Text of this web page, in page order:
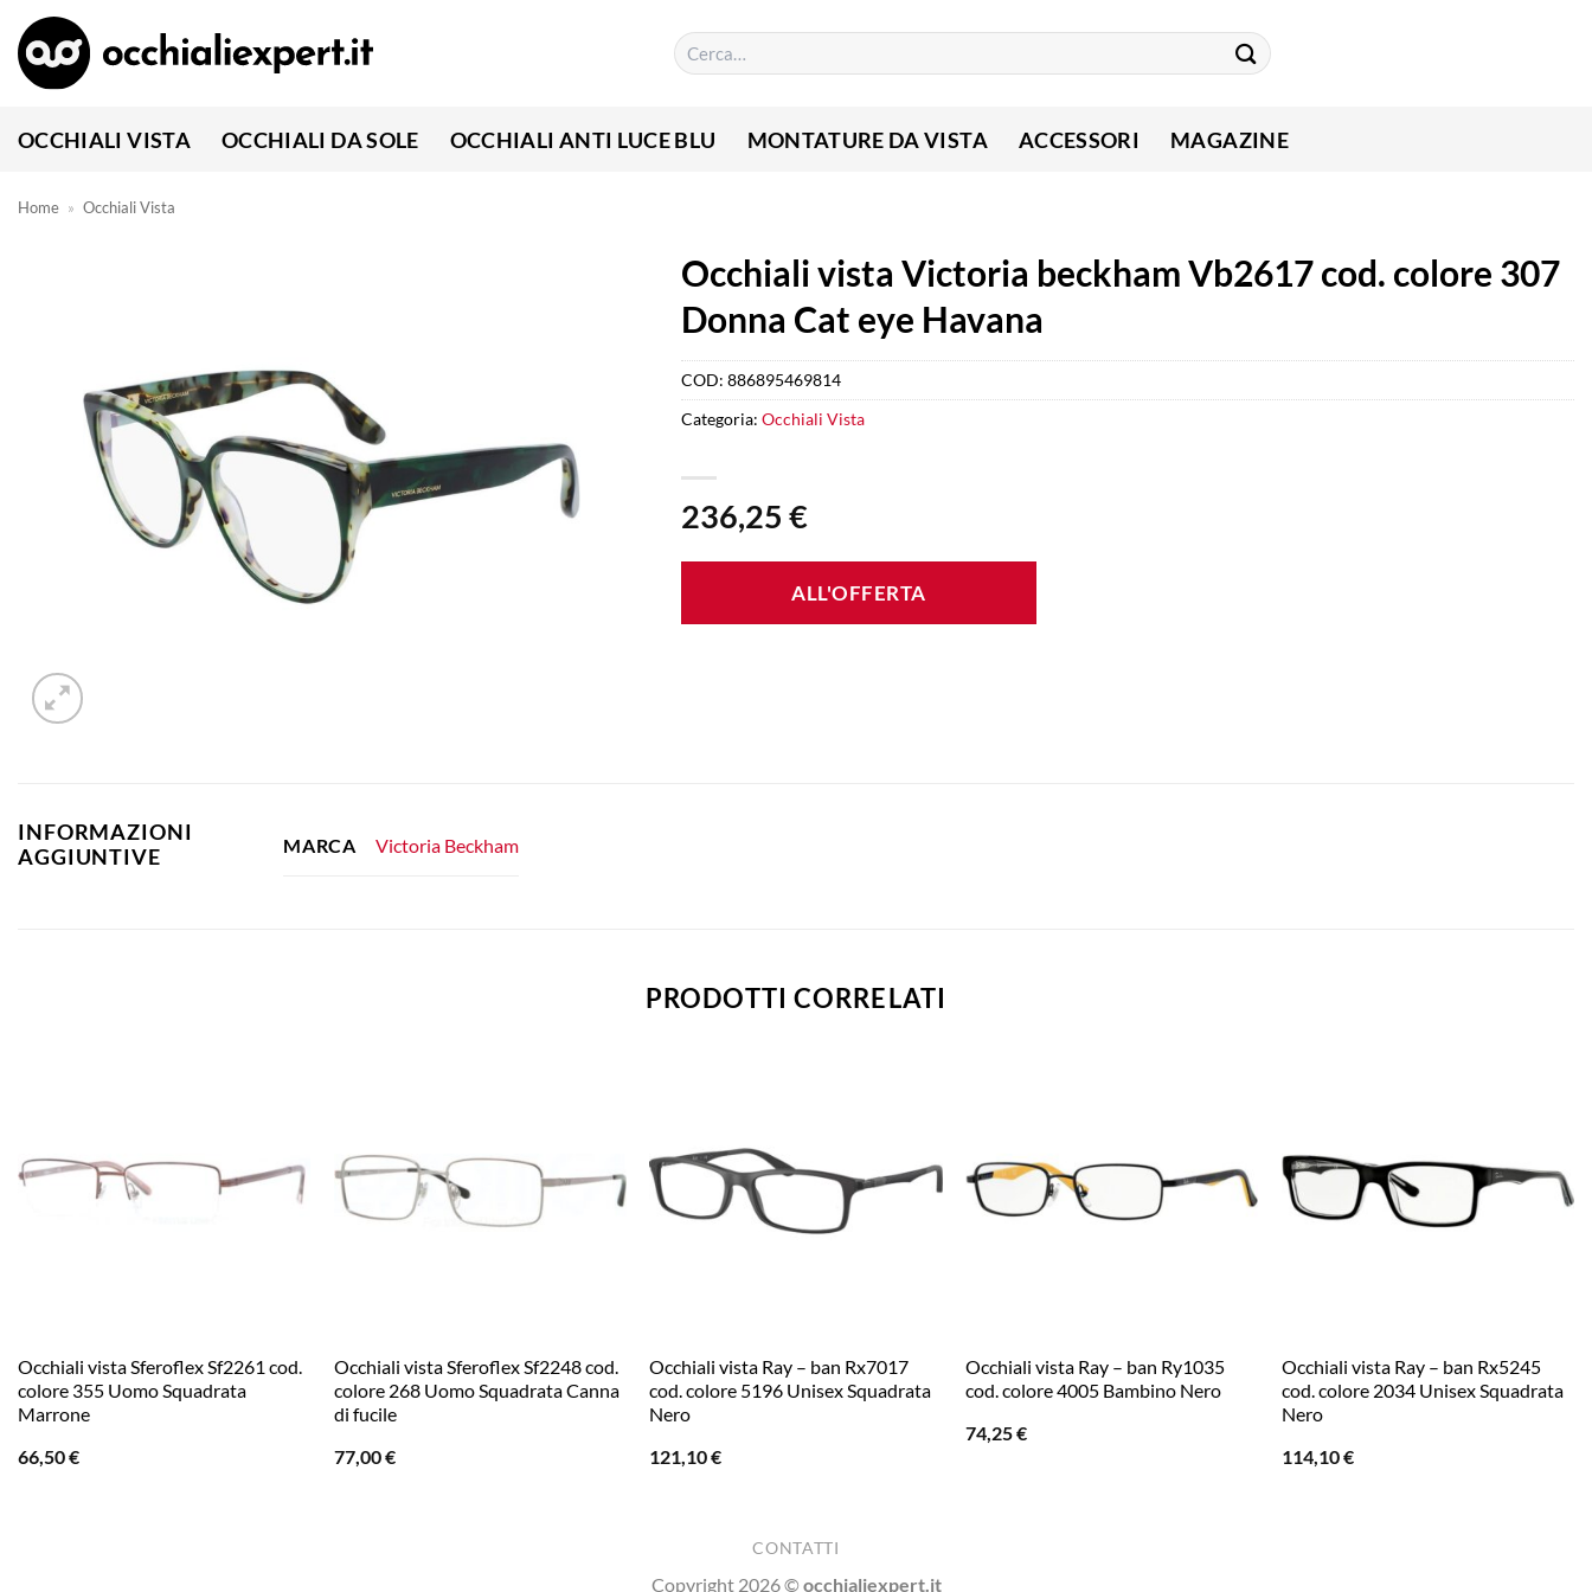
Salta
contenuti
Cerca:
OCCHIALI VISTA OCCHIALI DA SOLE OCCHIALI ANTI LUCE BLU MONTATURE DA VISTA ACCESSORI MAGAZINE
Home » Occhiali Vista
Occhiali vista Victoria beckham Vb2617 cod. colore 307
Donna Cat eye Havana
236,25 €
ALL'OFFERTA
COD: 886895469814
Categoria: Occhiali Vista
INFORMAZIONI
AGGIUNTIVE
MARCA Victoria Beckham
PRODOTTI CORRELATI
Occhiali vista Sferoflex Sf2261 cod.
colore 355 Uomo Squadrata
Marrone
66,50€
Occhiali vista Sferoflex Sf2248 cod.
colore 268 Uomo Squadrata Canna
di fucile
77,00€
Occhiali vista Ray – ban Rx7017
cod. colore 5196 Unisex Squadrata
Nero
121,10€
Occhiali vista Ray – ban Ry1035
cod. colore 4005 Bambino Nero
74,25€
Occhiali vista Ray – ban Rx5245
cod. colore 2034 Unisex Squadrata
Nero
114,10€
CONTATTI
Copyright 2026 ©occhialiexpert.it